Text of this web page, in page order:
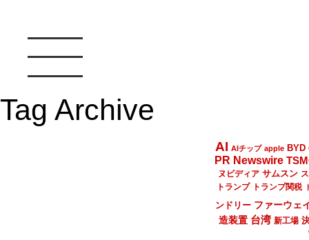
Tag Archive
AI AIチップ apple BYD
PR Newswire
ヌビディア サムスン
トランプ
トランプ関税
ンドリー ファーウェ
造装置 台湾 新工場